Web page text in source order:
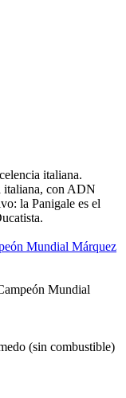
italiana.
italiana, con ADN
la Panigale es el
Mundial Márquez
Mundial
(sin combustible)